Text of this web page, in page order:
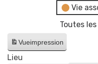
Vie
Toutes
Vueimpression
Lieu